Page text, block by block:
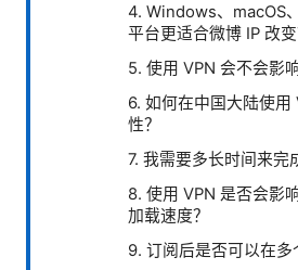
4. Windows、macOS
平台更适合微博 IP 改变
5. 使用 VPN 会不会影
6. 如何在中国大陆使用
性？
7. 我需要多长时间来完
8. 使用 VPN 是否会影
加载速度？
9. 订阅后是否可以在多